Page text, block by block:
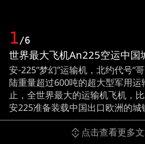
1/6
世界最大飞机An225空运中国
安-225“梦幻”运输机，北约代号“
陆重量超过600吨的超大型军用
止，全世界最大的运输机飞机，
安225准备装载中国出口欧洲的城
点击查看更多